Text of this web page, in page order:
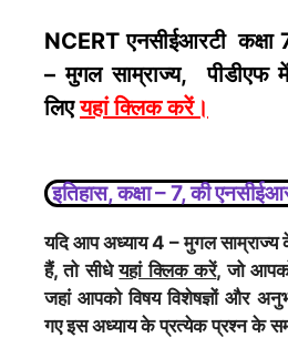
NCERT एनसीईआरटी कक्षा
– मुगल साम्राज्य, पीडीएफ
लिएयहां क्लिक करें।
इतिहास, कक्षा – 7, की
यदि आप अध्याय 4 – मुगल साम्राज्य
हैं, तो सीधेयहां क्लिक करें, जो
जहां आपको विषय विशेषज्ञों और
गए इस अध्याय के प्रत्येक प्रश्न के